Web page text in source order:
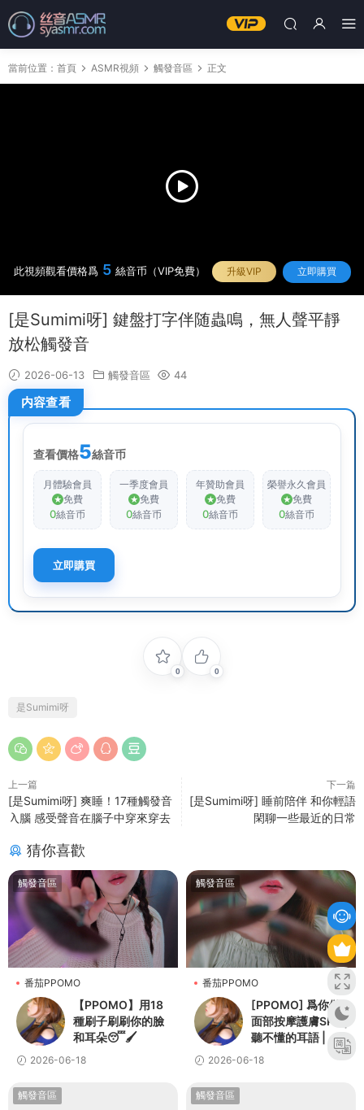
當前位置： 首頁 ASMR視頻 觸發音區 正文
此視頻觀看價格爲 5 絲音币（VIP免費） 升級VIP 立即購買
[是Sumimi呀] 鍵盤打字伴随蟲鳴，無人聲平靜
放松觸發音
2026-06-13 觸發音區 44
内容查看
查看價格5絲音币
月體驗會員
免費
0絲音币
一季度會員
免費
0絲音币
年贊助會員
免費
0絲音币
榮譽永久會員
免費
0絲音币
立即購買
0 0
是Sumimi呀
上一篇
[是Sumimi呀] 爽睡！17種觸發音
入腦 感受聲音在腦子中穿來穿去
下一篇
[是Sumimi呀] 睡前陪伴 和你輕語
閑聊一些最近的日常
猜你喜歡
觸發音區
番茄PPOMO
【PPOMO】用18
種刷子刷刷你的臉
和耳朵😴🖌️
2026-06-18
觸發音區
番茄PPOMO
[PPOMO] 爲你做
面部按摩護膚SPA |
聽不懂的耳語 | 個
人關注
2026-06-18
觸發音區 觸發音區